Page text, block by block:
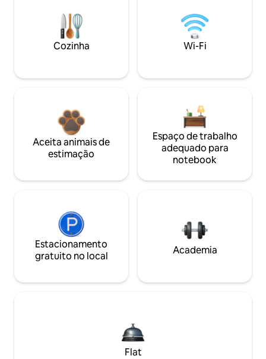
Cozinha Wi-Fi
Aceita animais de
estimação
Espaço de trabalho
adequado para
notebook
Estacionamento
gratuito no local
Academia
Flat